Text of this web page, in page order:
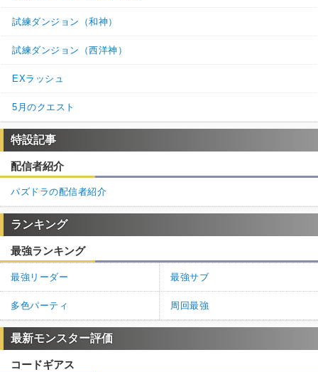
試練ダンジョン（和神）
試練ダンジョン（西洋神）
EXラッシュ
5月のクエスト
特設記事
配信者紹介
パズドラの配信者紹介
ランキング
最強ランキング
最強リーダー 最強サブ
多色パーティ 周回最強
最新モンスター評価
コードギアス